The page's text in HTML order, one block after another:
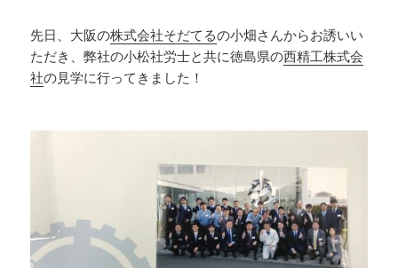
先日、大阪の株式会社そだてるの小畑さんからお誘いい
ただき、弊社の小松社労士と共に徳島県の西精工株式会
社の見学に行ってきました！